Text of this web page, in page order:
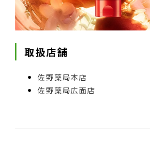
取扱店舗
佐野薬局本店
佐野薬局広面店